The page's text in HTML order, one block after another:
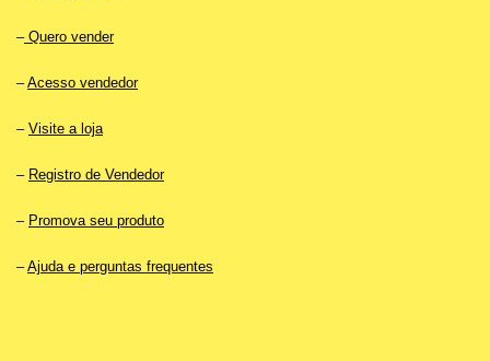
–Quero vender
–Acesso vendedor
– Visite a loja
– Registro de Vendedor
– Promova seu produto
–Ajuda e perguntas frequentes